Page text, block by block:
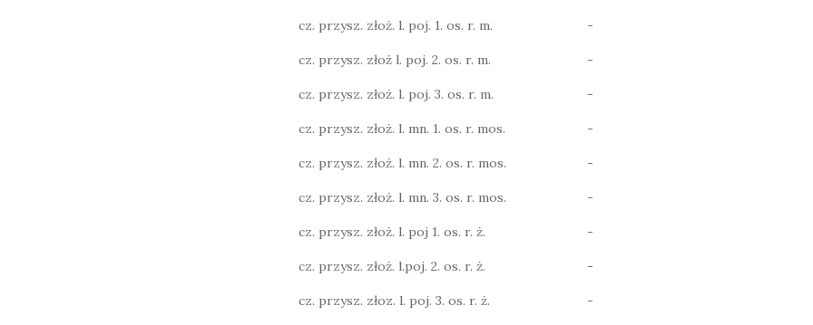
cz. przysz. złoż. l. poj. 1. os. r. m. -
cz. przysz. złoż l. poj. 2. os. r. m. -
cz. przysz. złoż. l. poj. 3. os. r. m. -
cz. przysz. złoż. l. mn. 1. os. r. mos. -
cz. przysz. złoż. l. mn. 2. os. r. mos. -
cz. przysz. złoż. l. mn. 3. os. r. mos. -
cz. przysz. złoż. l. poj 1. os. r. ż. -
cz. przysz. złoż. l.poj. 2. os. r. ż. -
cz. przysz. złoz. l. poj. 3. os. r. ż. -